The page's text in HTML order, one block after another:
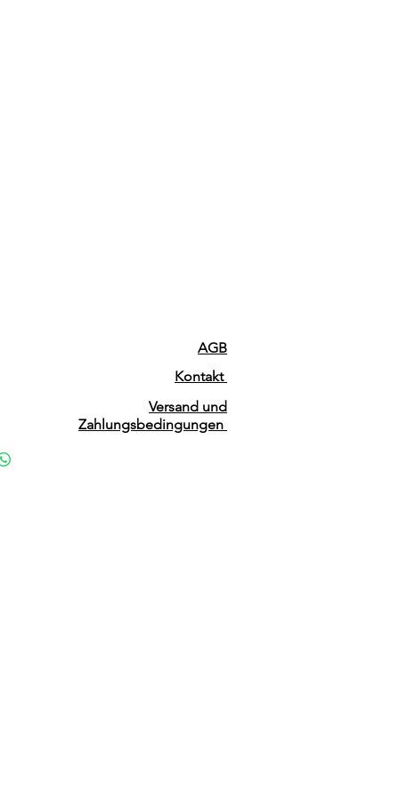
AGB
Kontakt
Versand und
Zahlungsbedingungen